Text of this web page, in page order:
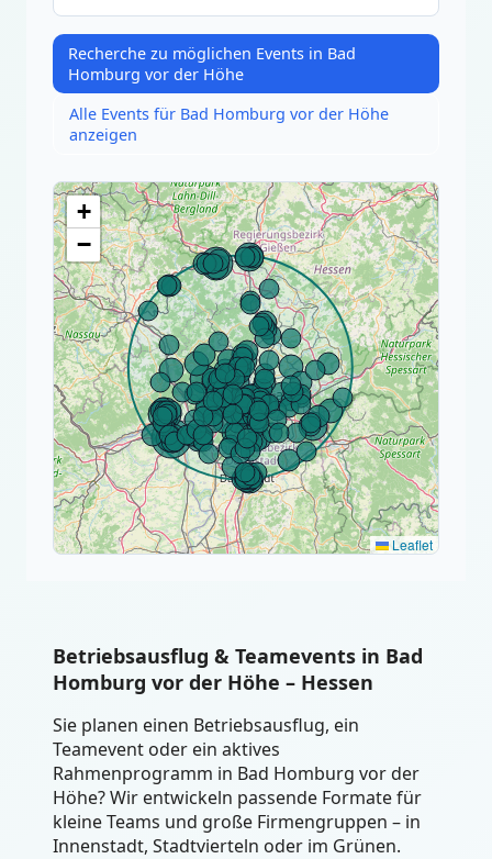
Recherche zu möglichen Events in Bad
Homburg vor der Höhe
Alle Events für Bad Homburg vor der Höhe
anzeigen
+
−
Leaflet
Betriebsausflug & Teamevents in Bad
Homburg vor der Höhe – Hessen
Sie planen einen Betriebsausflug, ein
Teamevent oder ein aktives
Rahmenprogramm in Bad Homburg vor der
Höhe? Wir entwickeln passende Formate für
kleine Teams und große Firmengruppen – in
Innenstadt, Stadtvierteln oder im Grünen.